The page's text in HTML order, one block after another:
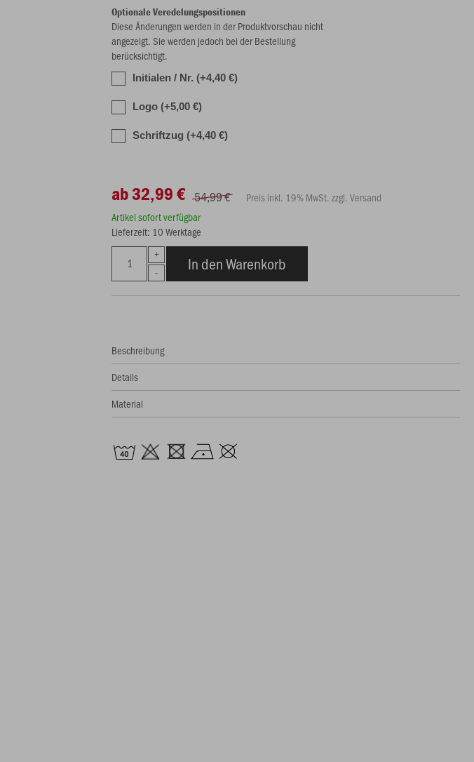
Optionale Veredelungspositionen
Diese Änderungen werden in der Produktvorschau nicht
angezeigt. Sie werden jedoch bei der Bestellung
berücksichtigt.
Initialen / Nr. (+4,40 €)
Logo (+5,00 €)
Schriftzug (+4,40 €)
ab 32,99 € 54,99 €
Preis inkl. 19% MwSt. zzgl. Versand
Artikel sofort verfügbar
Lieferzeit: 10 Werktage
In den Warenkorb
Beschreibung
Details
Material